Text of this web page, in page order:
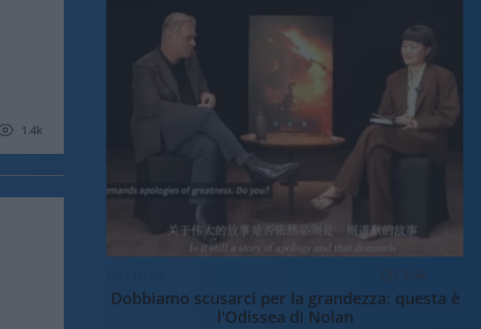
1.4k
3.5k
Dobbiamo scusarci per la grandezza: questa è
l'Odissea di Nolan